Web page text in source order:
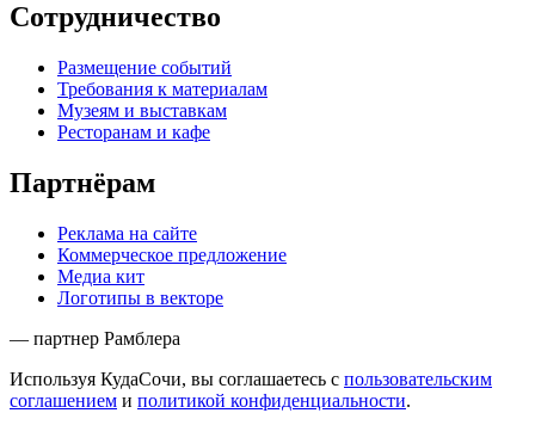
Сотрудничество
Размещение событий
Требования к материалам
Музеям и выставкам
Ресторанам и кафе
Партнёрам
Реклама на сайте
Коммерческое предложение
Медиа кит
Логотипы в векторе
— партнер Рамблера
Используя КудаСочи, вы соглашаетесь с пользовательским
соглашением и политикой конфиденциальности.